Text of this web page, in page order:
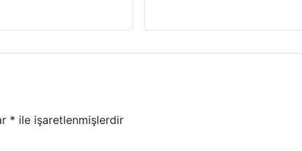
* ile işaretlenmişlerdir